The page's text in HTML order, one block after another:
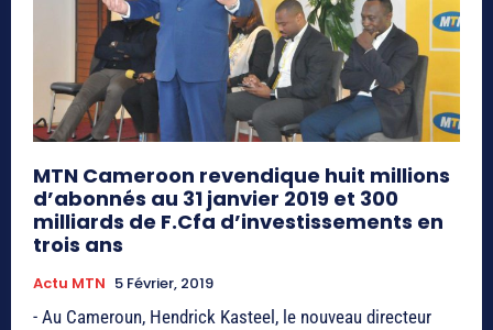
MTN Cameroon revendique huit millions
d’abonnés au 31 janvier 2019 et 300
milliards de F.Cfa d’investissements en
trois ans
Actu MTN 5 Février, 2019
- Au Cameroun, Hendrick Kasteel, le nouveau directeur